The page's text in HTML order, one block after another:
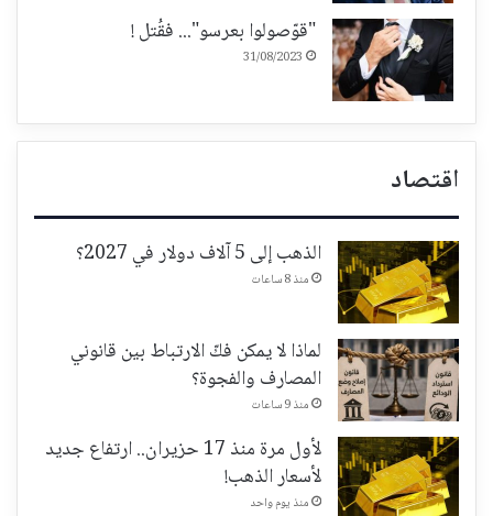
"قوّصولوا بعرسو"... فقُتل !
31/08/2023
اقتصاد
الذهب إلى 5 آلاف دولار في 2027؟
منذ 8 ساعات
لماذا لا يمكن فكّ الارتباط بين قانوني
المصارف والفجوة؟
منذ 9 ساعات
لأول مرة منذ 17 حزيران.. ارتفاع جديد
لأسعار الذهب!
منذ يوم واحد